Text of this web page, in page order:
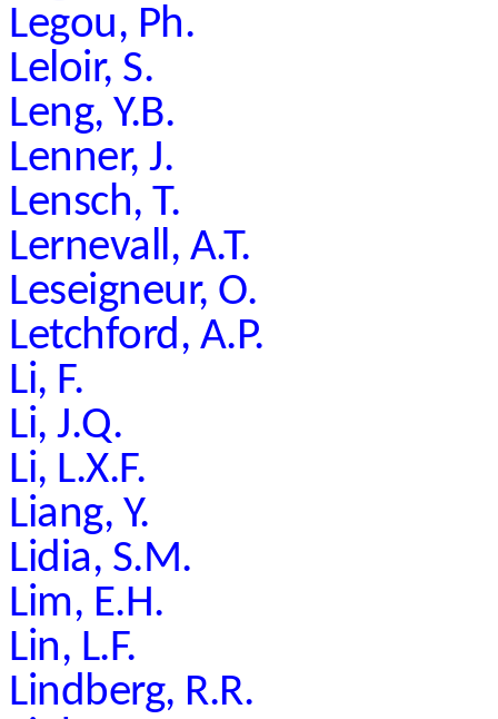
Legou, Ph.
Leloir, S.
Leng, Y.B.
Lenner, J.
Lensch, T.
Lernevall, A.T.
Leseigneur, O.
Letchford, A.P.
Li, F.
Li, J.Q.
Li, L.X.F.
Liang, Y.
Lidia, S.M.
Lim, E.H.
Lin, L.F.
Lindberg, R.R.